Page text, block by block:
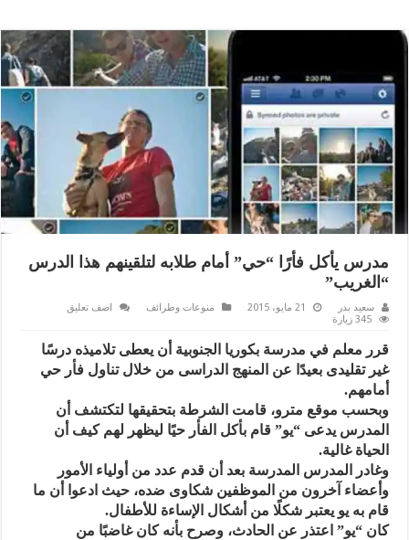
مدرس يأكل فأرًا “حي” أمام طلابه لتلقينهم هذا الدرس
“الغريب”
سعيد بدر 21 مايو، 2015 منوعات وطرائف
اضف تعليق
345 زيارة
قرر معلم في مدرسة بكوريا الجنوبية أن يعطى تلاميذه درسًا
غير تقليدى بعيدًا عن المنهج الدراسى من خلال تناول فأر حي
أمامهم.
وبحسب موقع مترو، قامت الشرطة بتحقيقها لتكتشف أن
المدرس يدعى “يو” قام بأكل الفأر حيًا ليظهر لهم كيف أن
الحياة غالية.
وغادر المدرس المدرسة بعد أن قدم عدد من أولياء الأمور
وأعضاء آخرون من الموظفين شكاوى ضده، حيث ادعوا أن ما
قام به يو يعتبر شكلًا من أشكال الإساءة للأطفال.
كان “يو” اعتذر عن الحادث، وصرح بأنه كان غاضبًا من